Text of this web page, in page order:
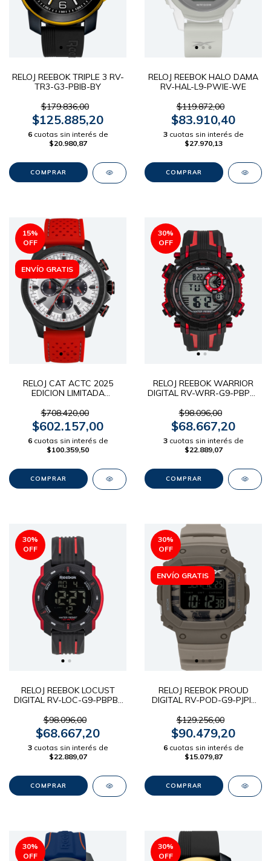
RELOJ REEBOK TRIPLE 3 RV-
TR3-G3-PBIB-BY
$179.836,00
$125.885,20
6 cuotas sin interés de
$20.980,87
RELOJ REEBOK HALO DAMA
RV-HAL-L9-PWIE-WE
$119.872,00
$83.910,40
3 cuotas sin interés de
$27.970,13
15%
OFF
ENVÍO GRATIS
RELOJ CAT ACTC 2025
EDICION LIMITADA
$708.420,00
$602.157,00
6 cuotas sin interés de
$100.359,50
30%
OFF
RELOJ REEBOK WARRIOR
DIGITAL RV-WRR-G9-PBPB-
$98.096,00
$68.667,20
3 cuotas sin interés de
$22.889,07
30%
OFF
RELOJ REEBOK LOCUST
DIGITAL RV-LOC-G9-PBPB-
$98.096,00
$68.667,20
3 cuotas sin interés de
$22.889,07
30%
OFF
ENVÍO GRATIS
RELOJ REEBOK PROUD
DIGITAL RV-POD-G9-PJPI-
$129.256,00
$90.479,20
6 cuotas sin interés de
$15.079,87
30%
OFF
30%
OFF